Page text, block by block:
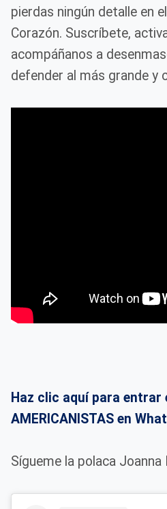
pierdas ningún detalle en
Corazón. Suscríbete,
acompáñanos a
defender al más grande y
Haz clic aquí para entrar
AMERICANISTAS en
Sígueme la polaca